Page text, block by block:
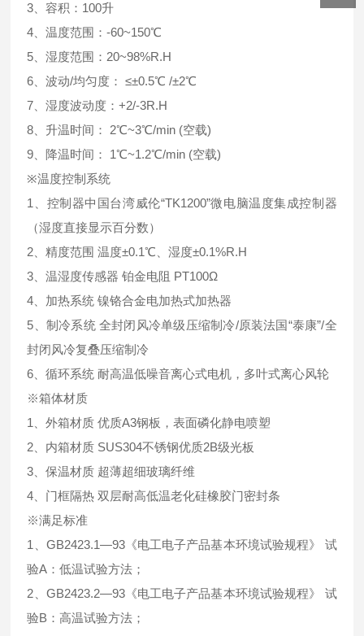
3、容积：100升
4、温度范围：-60~150℃
5、湿度范围：20~98%R.H
6、波动/均匀度： ≤±0.5℃ /±2℃
7、湿度波动度：+2/-3R.H
8、升温时间： 2℃~3℃/min (空载)
9、降温时间： 1℃~1.2℃/min (空载)
※温度控制系统
1、控制器中国台湾威伦“TK1200”微电脑温度集成控制器
（湿度直接显示百分数）
2、精度范围 温度±0.1℃、湿度±0.1%R.H
3、温湿度传感器 铂金电阻 PT100Ω
4、加热系统 镍铬合金电加热式加热器
5、制冷系统 全封闭风冷单级压缩制冷/原装法国“泰康”/全
封闭风冷复叠压缩制冷
6、循环系统 耐高温低噪音离心式电机，多叶式离心风轮
※箱体材质
1、外箱材质 优质A3钢板，表面磷化静电喷塑
2、内箱材质 SUS304不锈钢优质2B级光板
3、保温材质 超薄超细玻璃纤维
4、门框隔热 双层耐高低温老化硅橡胶门密封条
※满足标准
1、GB2423.1—93《电工电子产品基本环境试验规程》 试
验A：低温试验方法；
2、GB2423.2—93《电工电子产品基本环境试验规程》 试
验B：高温试验方法；